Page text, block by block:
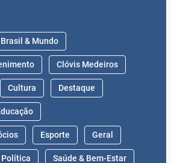
Brasil & Mundo
Clóvis Medeiros
Cultura Destaque
Esporte Geral
Política Saúde & Bem-Estar